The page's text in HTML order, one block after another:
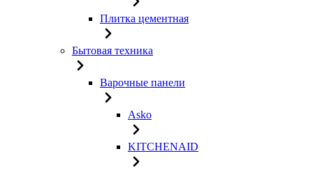
Плитка цементная
Бытовая техника
Варочные панели
Asko
KITCHENAID